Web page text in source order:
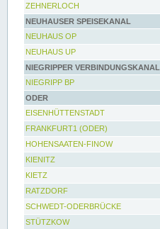
ZEHNERLOCH
NEUHAUSER SPEISEKANAL
NEUHAUS OP
NEUHAUS UP
NIEGRIPPER VERBINDUNGSKANAL
NIEGRIPP BP
ODER
EISENHÜTTENSTADT
FRANKFURT1 (ODER)
HOHENSAATEN-FINOW
KIENITZ
KIETZ
RATZDORF
SCHWEDT-ODERBRÜCKE
STÜTZKOW